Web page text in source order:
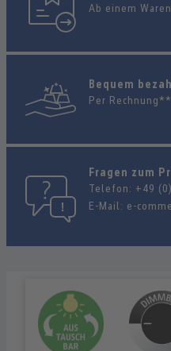
Ab einem
Bequem
Per
Fragen zum
Telefon: +49
E-Mail: e-